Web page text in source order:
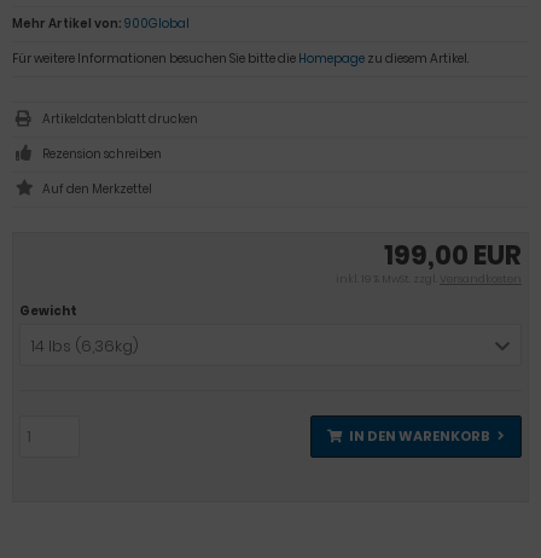
199,00 EUR
inkl. 19 % MwSt. zzgl. Versandkosten
Gewicht
14 lbs (6,36kg)
IN DEN WARENKORB
Mehr Artikel von: 900Global
Für weitere Informationen besuchen Sie bitte die Homepage zu diesem Artikel.
Artikeldatenblatt drucken
Rezension schreiben